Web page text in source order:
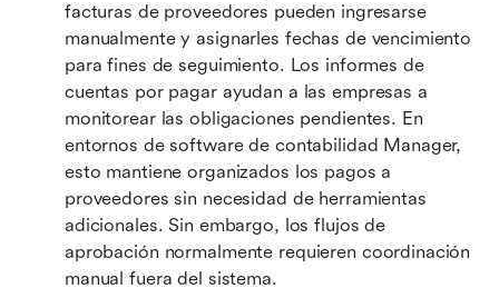
facturas de proveedores pueden ingresarse
manualmente y asignarles fechas de vencimiento
para fines de seguimiento. Los informes de
cuentas por pagar ayudan a las empresas a
monitorear las obligaciones pendientes. En
entornos de software de contabilidad Manager,
esto mantiene organizados los pagos a
proveedores sin necesidad de herramientas
adicionales. Sin embargo, los flujos de
aprobación normalmente requieren coordinación
manual fuera del sistema.